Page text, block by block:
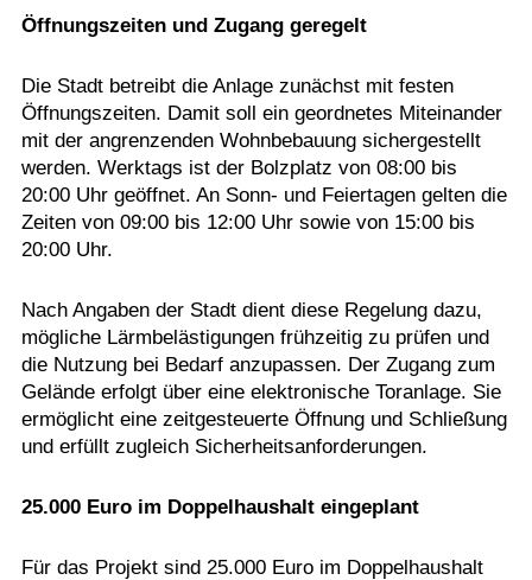
Öffnungszeiten und Zugang geregelt
Die Stadt betreibt die Anlage zunächst mit festen
Öffnungszeiten. Damit soll ein geordnetes Miteinander
mit der angrenzenden Wohnbebauung sichergestellt
werden. Werktags ist der Bolzplatz von 08:00 bis
20:00 Uhr geöffnet. An Sonn- und Feiertagen gelten die
Zeiten von 09:00 bis 12:00 Uhr sowie von 15:00 bis
20:00 Uhr.
Nach Angaben der Stadt dient diese Regelung dazu,
mögliche Lärmbelästigungen frühzeitig zu prüfen und
die Nutzung bei Bedarf anzupassen. Der Zugang zum
Gelände erfolgt über eine elektronische Toranlage. Sie
ermöglicht eine zeitgesteuerte Öffnung und Schließung
und erfüllt zugleich Sicherheitsanforderungen.
25.000 Euro im Doppelhaushalt eingeplant
Für das Projekt sind 25.000 Euro im Doppelhaushalt